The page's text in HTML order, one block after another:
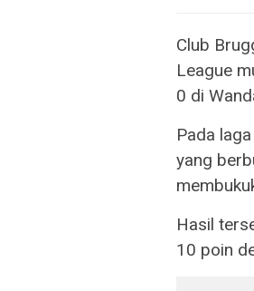
Club
League
0 di
Pada
yang
Hasil
10 poin